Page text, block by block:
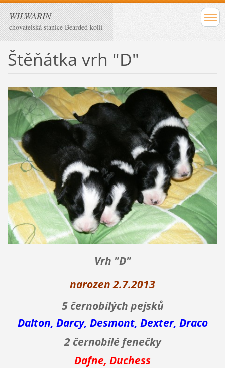
WILWARIN
chovatelská stanice Bearded kolií
Štěňátka vrh "D"
Vrh "D"
narozen 2.7.2013
5 černobílých pejsků
Dalton, Darcy, Desmont, Dexter, Draco
2 černobílé fenečky
Dafne, Duchess